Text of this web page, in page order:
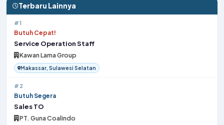
Terbaru Lainnya
#1
Butuh Cepat!
Service Operation Staff
Kawan Lama Group
Makassar, Sulawesi Selatan
#2
Butuh Segera
Sales TO
PT. Guna Coalindo